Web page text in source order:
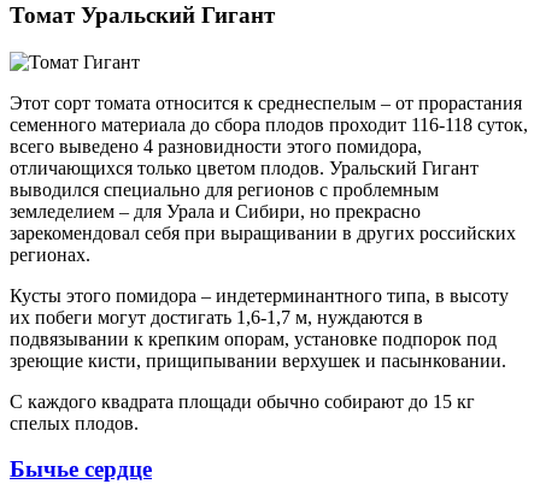
Томат Уральский Гигант
Этот сорт томата относится к среднеспелым – от прорастания
семенного материала до сбора плодов проходит 116-118 суток,
всего выведено 4 разновидности этого помидора,
отличающихся только цветом плодов. Уральский Гигант
выводился специально для регионов с проблемным
земледелием – для Урала и Сибири, но прекрасно
зарекомендовал себя при выращивании в других российских
регионах.
Кусты этого помидора – индетерминантного типа, в высоту
их побеги могут достигать 1,6-1,7 м, нуждаются в
подвязывании к крепким опорам, установке подпорок под
зреющие кисти, прищипывании верхушек и пасынковании.
С каждого квадрата площади обычно собирают до 15 кг
спелых плодов.
Бычье сердце